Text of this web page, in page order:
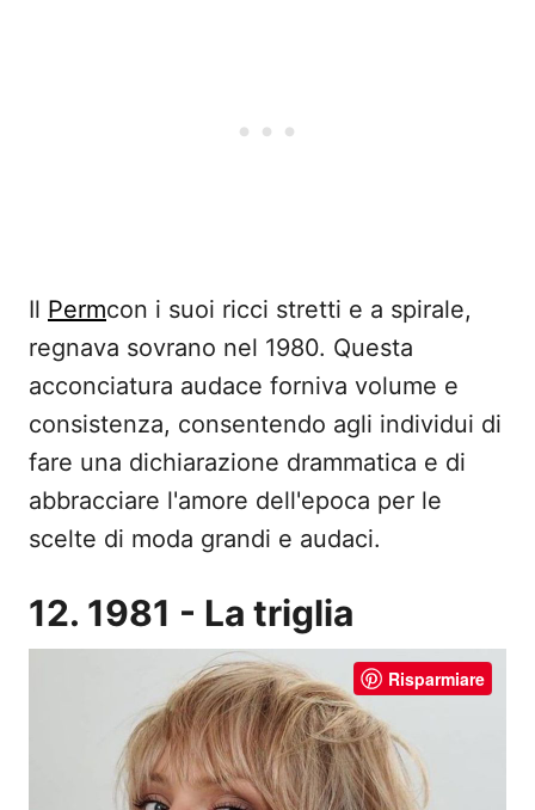
Il Permcon i suoi ricci stretti e a spirale,
regnava sovrano nel 1980. Questa
acconciatura audace forniva volume e
consistenza, consentendo agli individui di
fare una dichiarazione drammatica e di
abbracciare l'amore dell'epoca per le
scelte di moda grandi e audaci.
12. 1981 - La triglia
Risparmiare